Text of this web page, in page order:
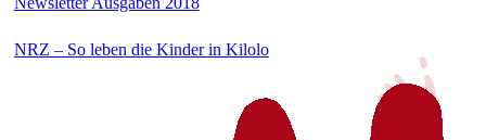
NRZ – So leben die Kinder in Kilolo